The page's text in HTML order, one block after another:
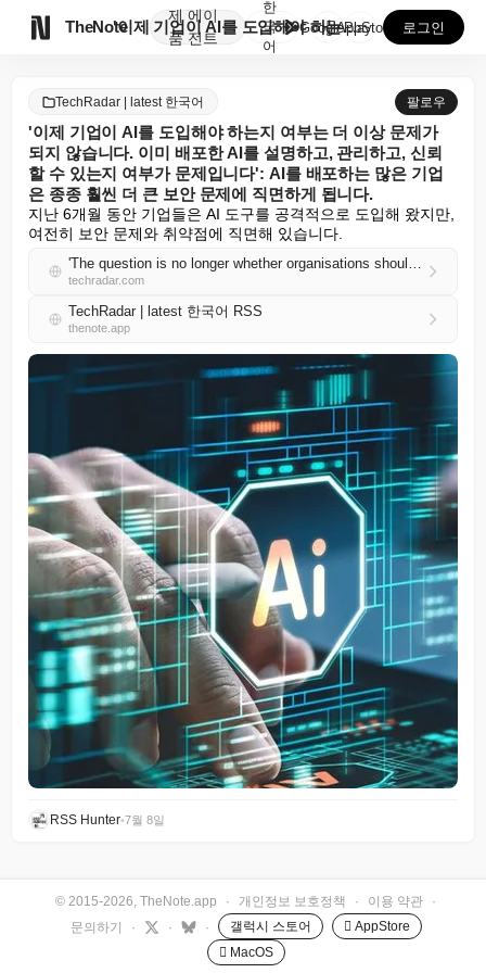
TheNote
제
품
에이
전트
'이제 기업이 AI를 도입해야 하는지 여부는 더 이상 ...
한
국
어
GooglePlay
AppStore 로그인
TechRadar | latest 한국어 팔로우
'이제 기업이 AI를 도입해야 하는지 여부는 더 이상 문제가
되지 않습니다. 이미 배포한 AI를 설명하고, 관리하고, 신뢰
할 수 있는지 여부가 문제입니다': AI를 배포하는 많은 기업
은 종종 훨씬 더 큰 보안 문제에 직면하게 됩니다.
지난 6개월 동안 기업들은 AI 도구를 공격적으로 도입해 왔지만,
여전히 보안 문제와 취약점에 직면해 있습니다.
'The question is no longer whether organisations should adopt AI. It's whether they can explain, govern and trust the AI they've already deployed': Many companies deploying AI often end up with much bigger security issues
techradar.com
TechRadar | latest 한국어 RSS
thenote.app
RSS Hunter•7월 8일
© 2015-2026, TheNote.app · 개인정보 보호정책 · 이용 약관
·
문의하기
· · · 갤럭시 스토어
 AppStore
 MacOS